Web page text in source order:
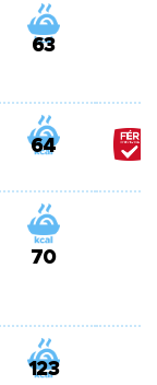
63
64
70
123